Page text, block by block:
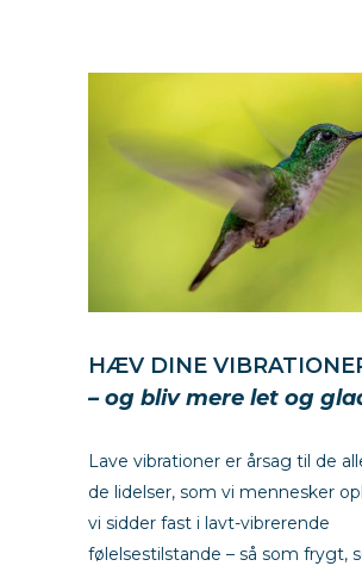
HÆV DINE
–og bliv mere let og
Lave vibrationer er årsag til de
de lidelser, som vi mennesker
vi sidder fast i lavt-vibrerende
følelsestilstande – så som frygt,